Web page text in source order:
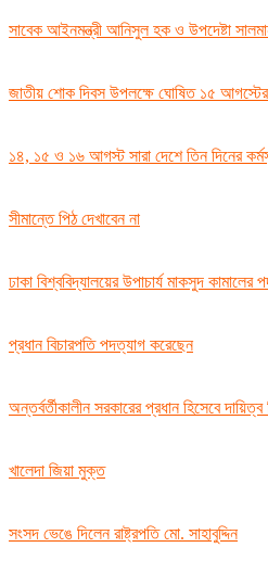
সাবেক আইনমন্ত্রী আনিসুল হক ও উপদেষ্টা
জাতীয় শোক দিবস উপলক্ষে ঘোষিত ১৫ আগস্টের
১৪, ১৫ ও ১৬ আগস্ট সারা দেশে তিন দিনের
সীমান্তে পিঠ দেখাবেন না
ঢাকা বিশ্ববিদ্যালয়ের উপাচার্য মাকসুদ কামালের
প্রধান বিচারপতি পদত্যাগ করেছেন
অন্তর্বর্তীকালীন সরকারের প্রধান হিসেবে
খালেদা জিয়া মুক্ত
সংসদ ভেঙে দিলেন রাষ্ট্রপতি মো. সাহাবুদ্দিন